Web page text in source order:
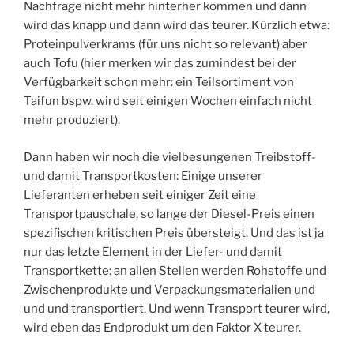
Nachfrage nicht mehr hinterher kommen und dann
wird das knapp und dann wird das teurer. Kürzlich etwa:
Proteinpulverkrams (für uns nicht so relevant) aber
auch Tofu (hier merken wir das zumindest bei der
Verfügbarkeit schon mehr: ein Teilsortiment von
Taifun bspw. wird seit einigen Wochen einfach nicht
mehr produziert).
Dann haben wir noch die vielbesungenen Treibstoff-
und damit Transportkosten: Einige unserer
Lieferanten erheben seit einiger Zeit eine
Transportpauschale, so lange der Diesel-Preis einen
spezifischen kritischen Preis übersteigt. Und das ist ja
nur das letzte Element in der Liefer- und damit
Transportkette: an allen Stellen werden Rohstoffe und
Zwischenprodukte und Verpackungsmaterialien und
und und transportiert. Und wenn Transport teurer wird,
wird eben das Endprodukt um den Faktor X teurer.